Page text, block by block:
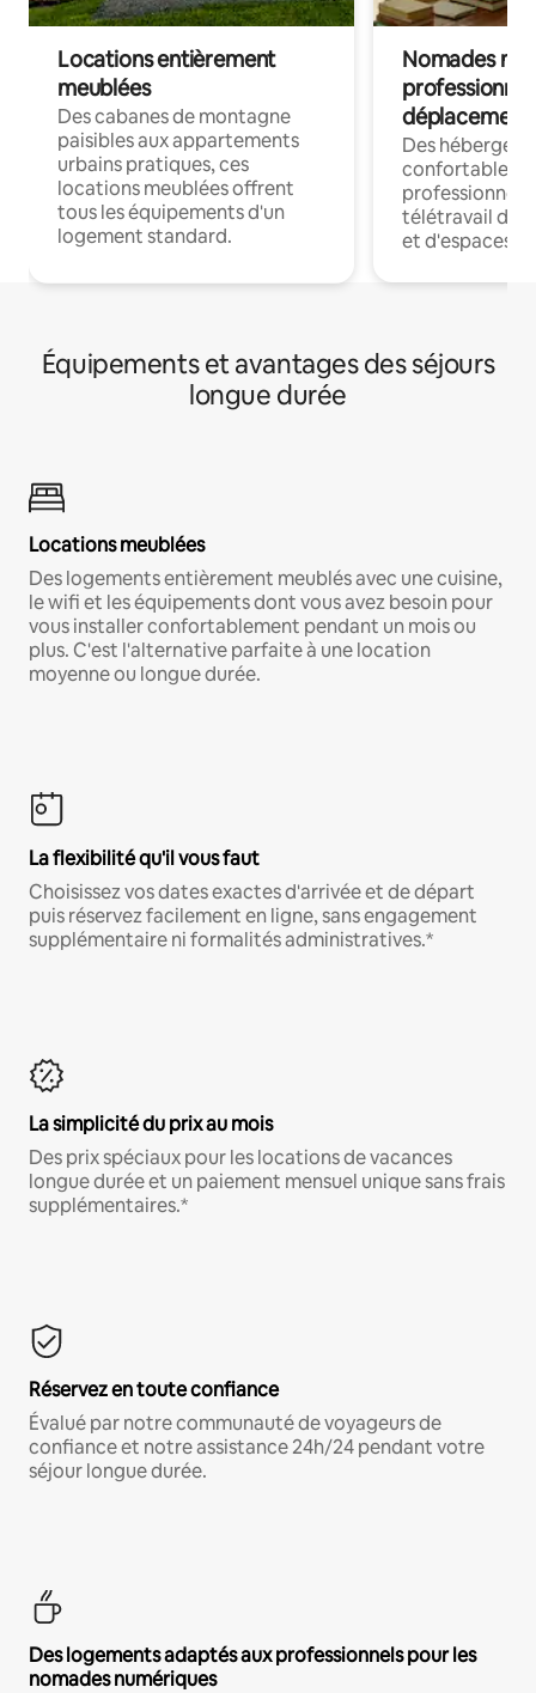
Locations entièrement
meublées
Des cabanes de montagne
paisibles aux appartements
urbains pratiques, ces
locations meublées offrent
tous les équipements d'un
logement standard.
Nomades
déplacement
Des
confortables
professionnels
télétravail
et d'espaces
Équipements et avantages des séjours
longue durée
Locations meublées
Des logements entièrement meublés avec une cuisine,
le wifi et les équipements dont vous avez besoin pour
vous installer confortablement pendant un mois ou
plus. C'est l'alternative parfaite à une location
moyenne ou longue durée.
La flexibilité qu'il vous faut
Choisissez vos dates exactes d'arrivée et de départ
puis réservez facilement en ligne, sans engagement
supplémentaire ni formalités administratives.*
La simplicité du prix au mois
Des prix spéciaux pour les locations de vacances
longue durée et un paiement mensuel unique sans frais
supplémentaires.*
Réservez en toute confiance
Évalué par notre communauté de voyageurs de
confiance et notre assistance 24h/24 pendant votre
séjour longue durée.
Des logements adaptés aux professionnels pour les
nomades numériques